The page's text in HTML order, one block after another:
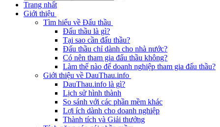
Trang nhất
Giới thiệu
Tìm hiểu về Đấu thầu
Đấu thầu là gì?
Tại sao cần đấu thầu?
Đấu thầu chỉ dành cho nhà nước?
Có nên tham gia đấu thầu không?
Làm thế nào để doanh nghiệp tham gia đấu thầu?
Giới thiệu về DauThau.info
DauThau.info là gì?
Lịch sử hình thành
So sánh với các phần mềm khác
Lợi ích dành cho doanh nghiệp
Thành tích và Giải thưởng